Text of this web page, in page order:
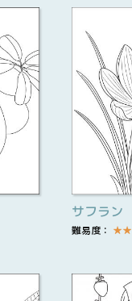
サフラン
難易度： ★★